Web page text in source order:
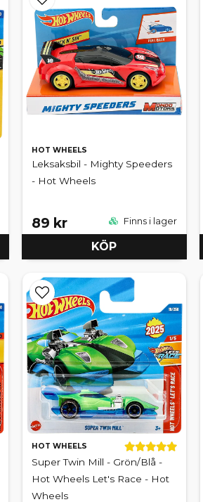
HOT WHEELS
Leksaksbil - Mighty Speeders
- Hot Wheels
89 kr Finns i lager
KÖP
HOT WHEELS
Super Twin Mill - Grön/Blå -
Hot Wheels Let's Race - Hot
Wheels